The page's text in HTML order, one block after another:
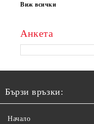
Виж всички
Анкета
Бързи връзки:
Начало